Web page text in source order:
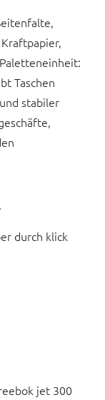
Taschen
stabiler
durch klick
jet 300